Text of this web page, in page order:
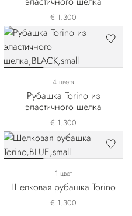
€ 1.300
4 цвета
Рубашка Torino из
эластичного шелка
€ 1.300
1 цвет
Шелковая рубашка Torino
€ 1.300